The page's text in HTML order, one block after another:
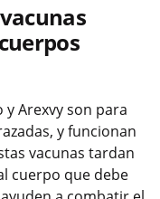
y Arexvy son para
y funcionan
vacunas tardan
cuerpo que debe